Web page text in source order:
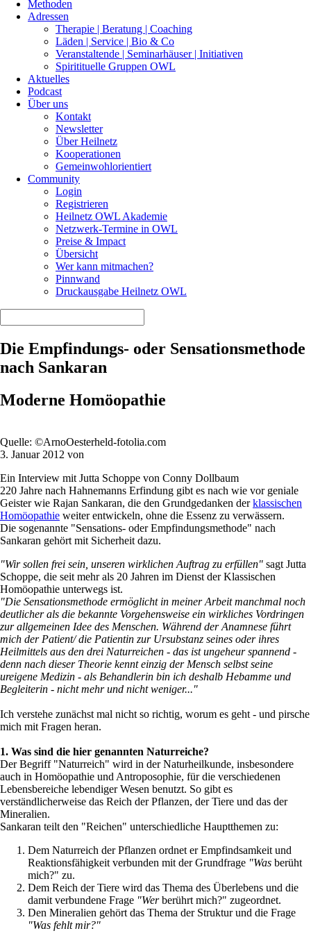
Methoden
Adressen
Therapie | Beratung | Coaching
Läden | Service | Bio & Co
Veranstaltende | Seminarhäuser | Initiativen
Spiritituelle Gruppen OWL
Aktuelles
Podcast
Über uns
Kontakt
Newsletter
Über Heilnetz
Kooperationen
Gemeinwohlorientiert
Community
Login
Registrieren
Heilnetz OWL Akademie
Netzwerk-Termine in OWL
Preise & Impact
Übersicht
Wer kann mitmachen?
Pinnwand
Druckausgabe Heilnetz OWL
Die Empfindungs- oder Sensationsmethode
nach Sankaran
Moderne Homöopathie
Quelle: ©ArnoOesterheld-fotolia.com
3. Januar 2012 von
Ein Interview mit Jutta Schoppe von Conny Dollbaum
220 Jahre nach Hahnemanns Erfindung gibt es nach wie vor geniale
Geister wie Rajan Sankaran, die den Grundgedanken derklassischen
Homöopathie weiter entwickeln, ohne die Essenz zu verwässern.
Die sogenannte "Sensations- oder Empfindungsmethode" nach
Sankaran gehört mit Sicherheit dazu.
"Wir sollen frei sein, unseren wirklichen Auftrag zu erfüllen" sagt Jutta
Schoppe, die seit mehr als 20 Jahren im Dienst der Klassischen
Homöopathie unterwegs ist.
"Die Sensationsmethode ermöglicht in meiner Arbeit manchmal noch
deutlicher als die bekannte Vorgehensweise ein wirkliches Vordringen
zur allgemeinen Idee des Menschen. Während der Anamnese führt
mich der Patient/ die Patientin zur Ursubstanz seines oder ihres
Heilmittels aus den drei Naturreichen - das ist ungeheur spannend -
denn nach dieser Theorie kennt einzig der Mensch selbst seine
ureigene Medizin - als Behandlerin bin ich deshalb Hebamme und
Begleiterin - nicht mehr und nicht weniger..."
Ich verstehe zunächst mal nicht so richtig, worum es geht - und pirsche
mich mit Fragen heran.
1. Was sind die hier genannten Naturreiche?
Der Begriff "Naturreich" wird in der Naturheilkunde, insbesondere
auch in Homöopathie und Antroposophie, für die verschiedenen
Lebensbereiche lebendiger Wesen benutzt. So gibt es
verständlicherweise das Reich der Pflanzen, der Tiere und das der
Mineralien.
Sankaran teilt den "Reichen" unterschiedliche Hauptthemen zu:
Dem Naturreich der Pflanzen ordnet er Empfindsamkeit und
Reaktionsfähigkeit verbunden mit der Grundfrage "Was berüht
mich?" zu.
Dem Reich der Tiere wird das Thema des Überlebens und die
damit verbundene Frage "Werberührt mich?" zugeordnet.
Den Mineralien gehört das Thema der Struktur und die Frage
"Was fehlt mir?"